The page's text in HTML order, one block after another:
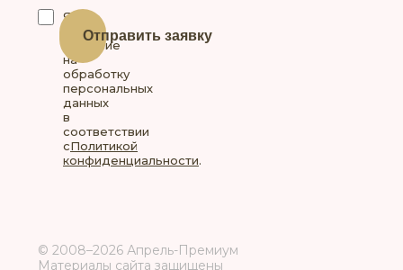
Я
даю
согласие
на
обработку
персональных
данных
в
соответствии
сПолитикой
конфиденциальности.
Отправить заявку
© 2008–2026 Апрель-Премиум
Материалы сайта защищены